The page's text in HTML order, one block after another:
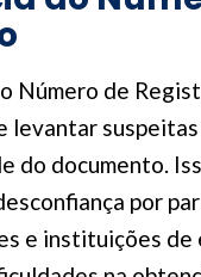
Número de
levantar
do documento.
por
e instituições de